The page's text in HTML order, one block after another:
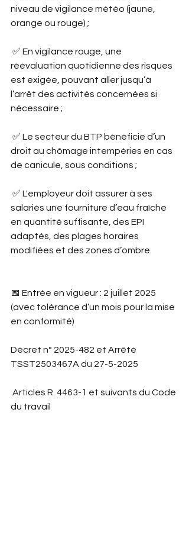
niveau de vigilance météo (jaune,
orange ou rouge) ;
✅ En vigilance rouge, une
réévaluation quotidienne des risques
est exigée, pouvant aller jusqu’à
l’arrêt des activités concernées si
nécessaire ;
✅ Le secteur du BTP bénéficie d’un
droit au chômage intempéries en cas
de canicule, sous conditions ;
✅ L'employeur doit assurer à ses
salariés une fourniture d’eau fraîche
en quantité suffisante, des EPI
adaptés, des plages horaires
modifiées et des zones d’ombre.
📅 Entrée en vigueur : 2 juillet 2025
(avec tolérance d’un mois pour la mise
en conformité)
Décret n° 2025-482 et Arrêté
TSST2503467A du 27-5-2025
Articles R. 4463-1 et suivants du Code
du travail